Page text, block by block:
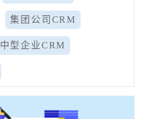
集团公司CRM
型企业CRM